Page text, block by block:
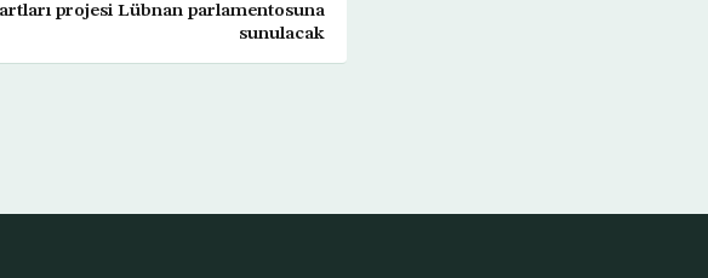
projesi Lübnan parlamentosuna
sunulacak